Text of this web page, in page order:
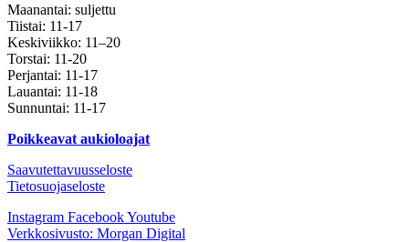
Maanantai: suljettu
Tiistai: 11-17
Keskiviikko: 11–20
Torstai: 11-20
Perjantai: 11-17
Lauantai: 11-18
Sunnuntai: 11-17
Poikkeavat aukioloajat
Saavutettavuusseloste
Tietosuojaseloste
Instagram FacebookYoutube
Verkkosivusto: Morgan Digital